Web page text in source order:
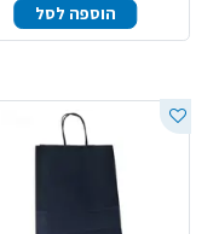
הוספה לסל